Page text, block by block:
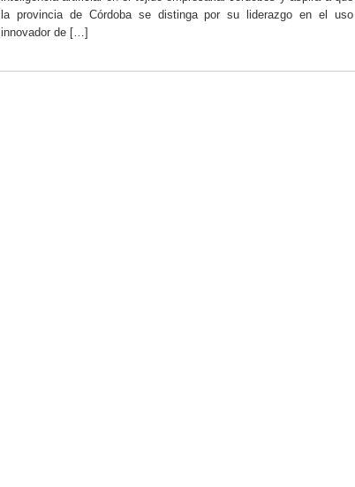
la provincia de Córdoba se distinga por su liderazgo en el uso
innovador de […]